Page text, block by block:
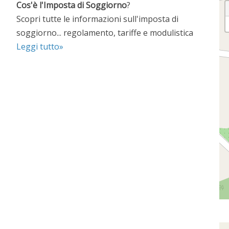
Cos'è l'Imposta di Soggiorno?
Scopri tutte le informazioni sull'imposta di
soggiorno... regolamento, tariffe e modulistica
Leggi tutto»